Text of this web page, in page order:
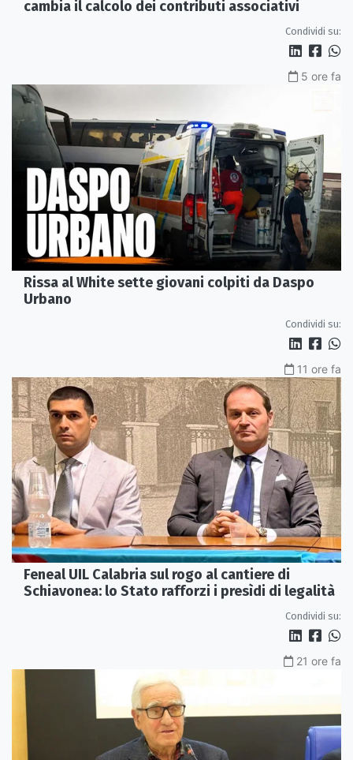
cambia il calcolo dei contributi associativi
Condividi su:
5 ore fa
Rissa al White sette giovani colpiti da Daspo
Urbano
Condividi su:
11 ore fa
Feneal UIL Calabria sul rogo al cantiere di
Schiavonea: lo Stato rafforzi i presìdi di legalità
Condividi su:
21 ore fa